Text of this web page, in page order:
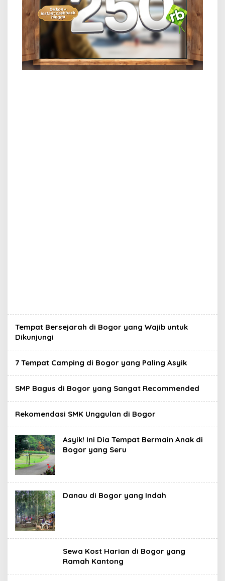
Tempat Bersejarah di Bogor yang Wajib untuk
Dikunjungi
7 Tempat Camping di Bogor yang Paling Asyik
SMP Bagus di Bogor yang Sangat Recommended
Rekomendasi SMK Unggulan di Bogor
Asyik! Ini Dia Tempat Bermain Anak di
Bogor yang Seru
Danau di Bogor yang Indah
Sewa Kost Harian di Bogor yang
Ramah Kantong